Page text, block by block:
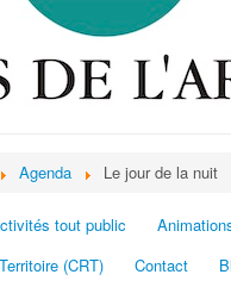
Agenda Le jour de la nuit
tout public
(CRT)
Contact